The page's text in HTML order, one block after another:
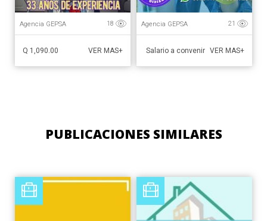
Agencia GEPSA 18
Q 1,090.00 VER MAS+
Agencia GEPSA 21
Salario a convenir VER MAS+
PUBLICACIONES SIMILARES